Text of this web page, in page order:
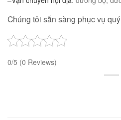
Chúng tôi sẵn sàng phục vụ
0/5 (0 Reviews)